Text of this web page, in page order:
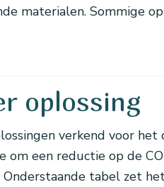
materialen. Sommige
oplossing
verkend voor
om een reductie op de
Onderstaande tabel zet